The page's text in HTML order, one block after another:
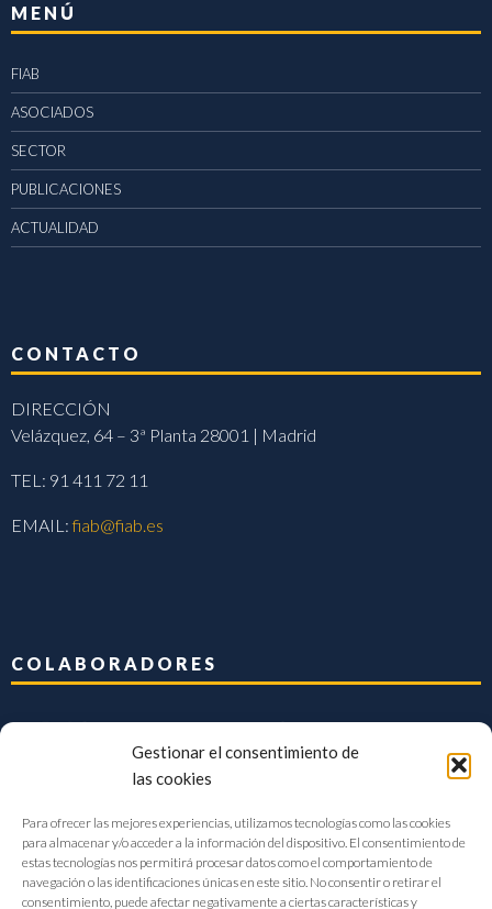
Gestionar el consentimiento de
las cookies
Para ofrecer las mejores experiencias, utilizamos tecnologías como las cookies
para almacenar y/o acceder a la información del dispositivo. El consentimiento de
estas tecnologías nos permitirá procesar datos como el comportamiento de
navegación o las identificaciones únicas en este sitio. No consentir o retirar el
consentimiento, puede afectar negativamente a ciertas características y
MENÚ
FIAB
ASOCIADOS
SECTOR
PUBLICACIONES
ACTUALIDAD
CONTACTO
DIRECCIÓN
Velázquez, 64 – 3ª Planta 28001 | Madrid
TEL: 91 411 72 11
EMAIL:fiab@fiab.es
COLABORADORES